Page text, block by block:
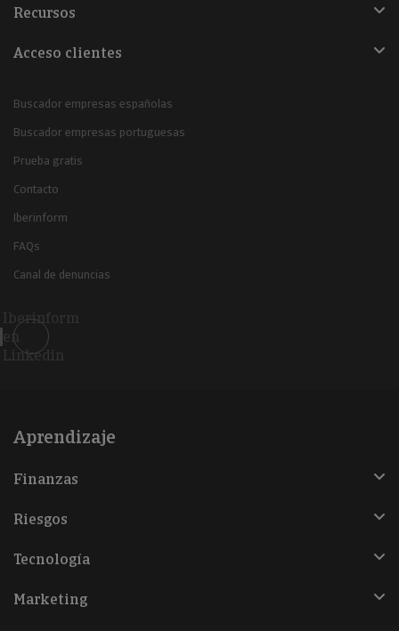
Recursos
Acceso clientes
Buscador empresas españolas
Buscador empresas portuguesas
Prueba gratis
Contacto
Iberinform
FAQs
Canal de denuncias
Iberinform
en
Linkedin
Aprendizaje
Finanzas
Riesgos
Tecnología
Marketing